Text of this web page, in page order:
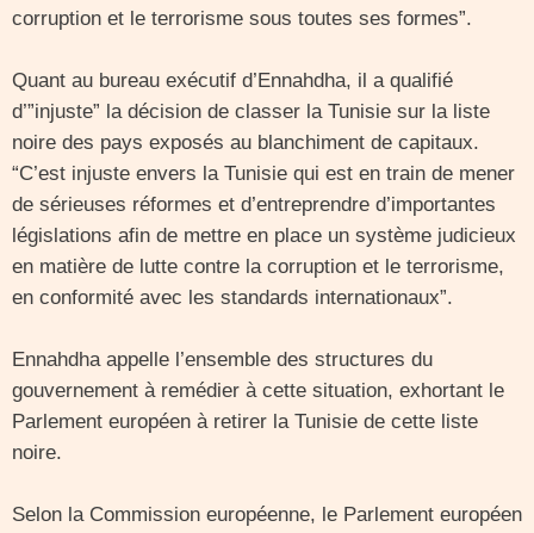
corruption et le terrorisme sous toutes ses formes”.
Quant au bureau exécutif d’Ennahdha, il a qualifié
d’”injuste” la décision de classer la Tunisie sur la liste
noire des pays exposés au blanchiment de capitaux.
“C’est injuste envers la Tunisie qui est en train de mener
de sérieuses réformes et d’entreprendre d’importantes
législations afin de mettre en place un système judicieux
en matière de lutte contre la corruption et le terrorisme,
en conformité avec les standards internationaux”.
Ennahdha appelle l’ensemble des structures du
gouvernement à remédier à cette situation, exhortant le
Parlement européen à retirer la Tunisie de cette liste
noire.
Selon la Commission européenne, le Parlement européen